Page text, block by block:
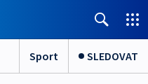
Sport SLEDOVAT